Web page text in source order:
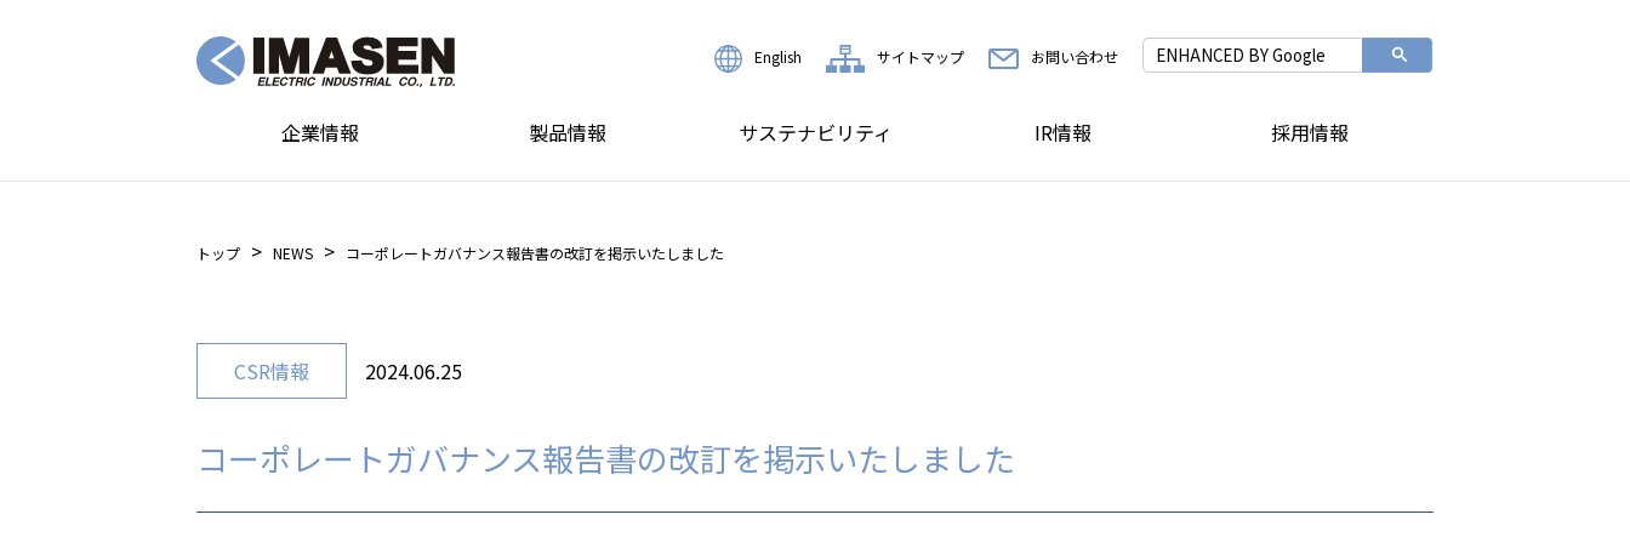
English サイトマップ お問い合わせ
企業情報 製品情報 サステナビリティ IR情報 採用情報
トップ NEWS コーポレートガバナンス報告書の改訂を掲示いたしました
CSR情報 2024.06.25
コーポレートガバナンス報告書の改訂を掲示いたしました